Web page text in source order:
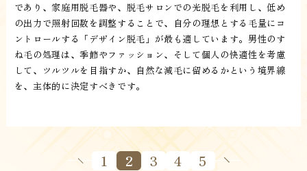
であり、家庭用脱毛器や、脱毛サロンでの光脱毛を利用し、低め
の出力で照射回数を調整することで、自分の理想とする毛量にコ
ントロールする「デザイン脱毛」が最も適しています。男性のす
ね毛の処理は、季節やファッション、そして個人の快適性を考慮
して、ツルツルを目指すか、自然な減毛に留めるかという境界線
を、主体的に決定すべきです。
1 2 3 4 5